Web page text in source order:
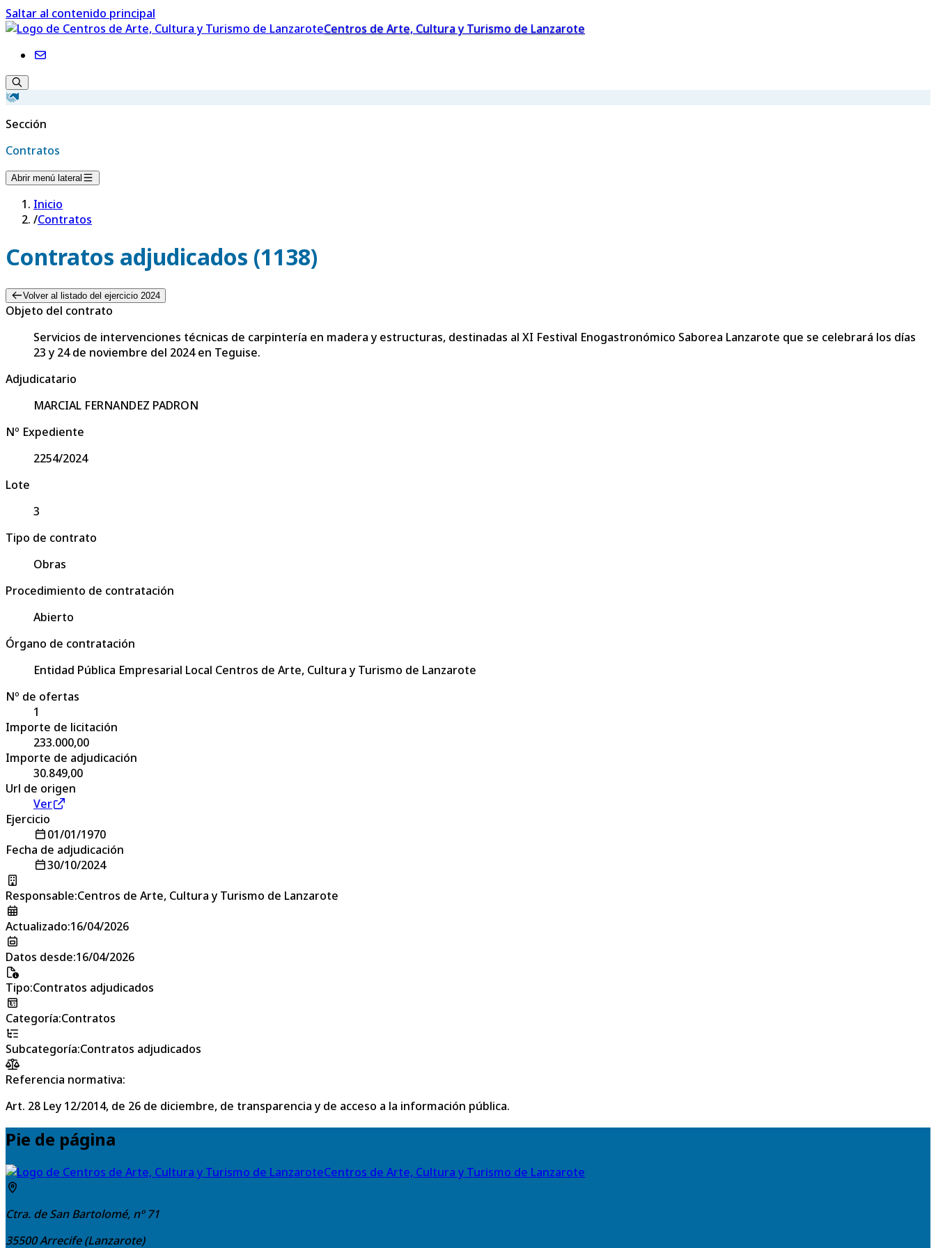
Saltar al contenido principal
Centros de Arte, Cultura y Turismo de Lanzarote
Sección
Contratos
Abrir menú lateral
Inicio
/Contratos
Contratos adjudicados (1138)
Volver al listado del ejercicio 2024
Objeto del contrato
Servicios de intervenciones técnicas de carpintería en madera y estructuras, destinadas al XI Festival Enogastronómico Saborea Lanzarote que se celebrará los días
23 y 24 de noviembre del 2024 en Teguise.
Adjudicatario
MARCIAL FERNANDEZ PADRON
Nº Expediente
2254/2024
Lote
3
Tipo de contrato
Obras
Procedimiento de contratación
Abierto
Órgano de contratación
Entidad Pública Empresarial Local Centros de Arte, Cultura y Turismo de Lanzarote
Nº de ofertas
1
Importe de licitación
233.000,00
Importe de adjudicación
30.849,00
Url de origen
Ver
Ejercicio
01/01/1970
Fecha de adjudicación
30/10/2024
Responsable:Centros de Arte, Cultura y Turismo de Lanzarote
Actualizado:16/04/2026
Datos desde:16/04/2026
Tipo:Contratos adjudicados
Categoría:Contratos
Subcategoría:Contratos adjudicados
Referencia normativa:
Art. 28 Ley 12/2014, de 26 de diciembre, de transparencia y de acceso a la información pública.
Pie de página
Centros de Arte, Cultura y Turismo de Lanzarote
Ctra. de San Bartolomé, nº 71
35500Arrecife (Lanzarote)